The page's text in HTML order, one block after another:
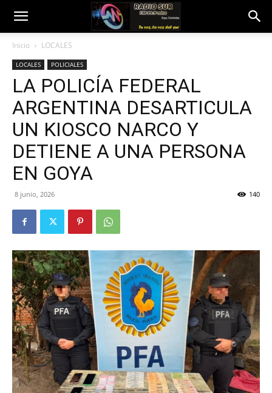
Inicio LOCALES
LOCALES POLICIALES
LA POLICÍA FEDERAL
ARGENTINA DESARTICULA
UN KIOSCO NARCO Y
DETIENE A UNA PERSONA
EN GOYA
8 junio, 2026 140